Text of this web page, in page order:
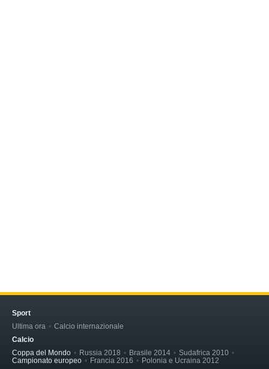
Sport
Ultima ora
Calcio internazionale
Calcio
Coppa del Mondo
Russia 2018 Brasile 2014
Sudafrica 2010
Campionato europeo
Francia 2016 Polonia e Ucraina 2012